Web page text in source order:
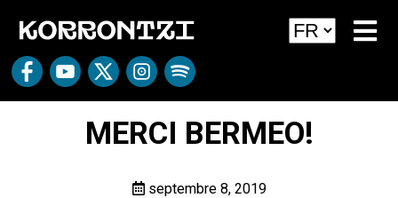
MERCI BERMEO!
septembre 8, 2019